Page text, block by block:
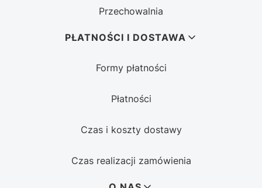
Przechowalnia
PŁATNOŚCI I DOSTAWA
Formy płatności
Płatności
Czas i koszty dostawy
Czas realizacji zamówienia